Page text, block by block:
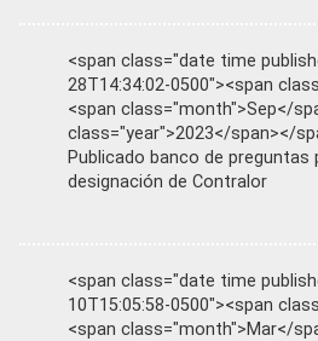
<span class="date time
28T14:34:02-0500"><span
<span class="month">Sep</
class="year">2023</span></
Publicado banco de preguntas
designación de Contralor
<span class="date time
10T15:05:58-0500"><span
<span class="month">Mar</